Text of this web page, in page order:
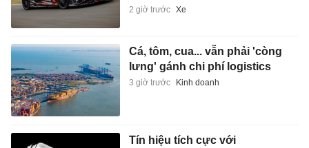
2 giờ trước Xe
Cá, tôm, cua... vẫn phải 'còng
lưng' gánh chi phí logistics
3 giờ trước Kinh doanh
Tín hiệu tích cực với